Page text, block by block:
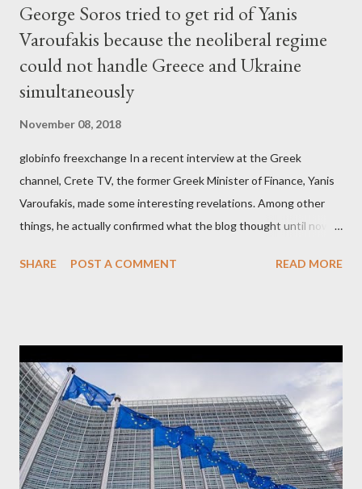
George Soros tried to get rid of Yanis
Varoufakis because the neoliberal regime
could not handle Greece and Ukraine
simultaneously
November 08, 2018
globinfo freexchange In a recent interview at the Greek
channel, Crete TV, the former Greek Minister of Finance, Yanis
Varoufakis, made some interesting revelations. Among other
things, he actually confirmed what the blog thought until now
confirmed that George Soros intervenes directly to political
interview, Varoufakis claims that he had no idea what Soros
wanted to talk about. As Varoufakis also writes in his book
Adults in the Room: My Battle with Europe's Deep
Establishment, for years he has been falsely portrayed by the
pro-troika establishment and the anti-Semitic Right as Soros’s
stooge in Greece. Yet, Soros’s message to the Greek prime
SHARE POST A COMMENT READ MORE